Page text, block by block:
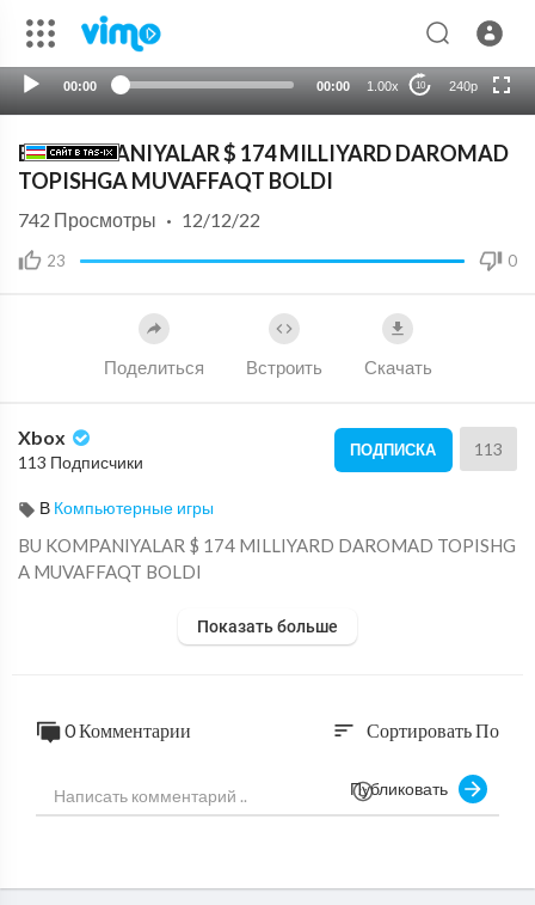
00:00 00:00 1.00x 10 240p
720p
BU KOMPANIYALAR $ 174 MILLIYARD DAROMAD
TOPISHGA MUVAFFAQT BOLDI
23 0
742 Просмотры · 12/12/22
Поделиться Встроить Скачать
Xbox
113 Подписчики
ПОДПИСКА 113
В Компьютерные игры
⁣BU KOMPANIYALAR $ 174 MILLIYARD DAROMAD TOPISHG
A MUVAFFAQT BOLDI
Показать больше
0 Комментарии sort Сортировать По
Публиковать